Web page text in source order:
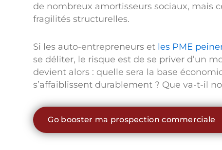
de nombreux amortisseurs sociaux, mais
fragilités structurelles.
Si les auto-entrepreneurs et les PME
se déliter, le risque est de se priver d’un
devient alors : quelle sera la base
s’affaiblissent durablement ? Que va-t-il
Go booster ma prospection commerciale